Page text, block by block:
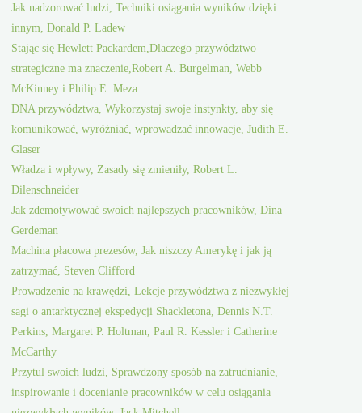
Jak nadzorować ludzi, Techniki osiągania wyników dzięki
innym, Donald P. Ladew
Stając się Hewlett Packardem,Dlaczego przywództwo
strategiczne ma znaczenie,Robert A. Burgelman, Webb
McKinney i Philip E. Meza
DNA przywództwa, Wykorzystaj swoje instynkty, aby się
komunikować, wyróżniać, wprowadzać innowacje, Judith E.
Glaser
Władza i wpływy, Zasady się zmieniły, Robert L.
Dilenschneider
Jak zdemotywować swoich najlepszych pracowników, Dina
Gerdeman
Machina płacowa prezesów, Jak niszczy Amerykę i jak ją
zatrzymać, Steven Clifford
Prowadzenie na krawędzi, Lekcje przywództwa z niezwykłej
sagi o antarktycznej ekspedycji Shackletona, Dennis N.T.
Perkins, Margaret P. Holtman, Paul R. Kessler i Catherine
McCarthy
Przytul swoich ludzi, Sprawdzony sposób na zatrudnianie,
inspirowanie i docenianie pracowników w celu osiągania